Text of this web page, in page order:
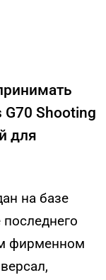
G70 Shooting
для
на базе
фирменном